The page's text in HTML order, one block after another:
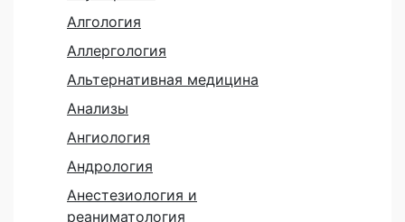
Алгология
Аллергология
Альтернативная медицина
Анализы
Ангиология
Андрология
Анестезиология и
реаниматология